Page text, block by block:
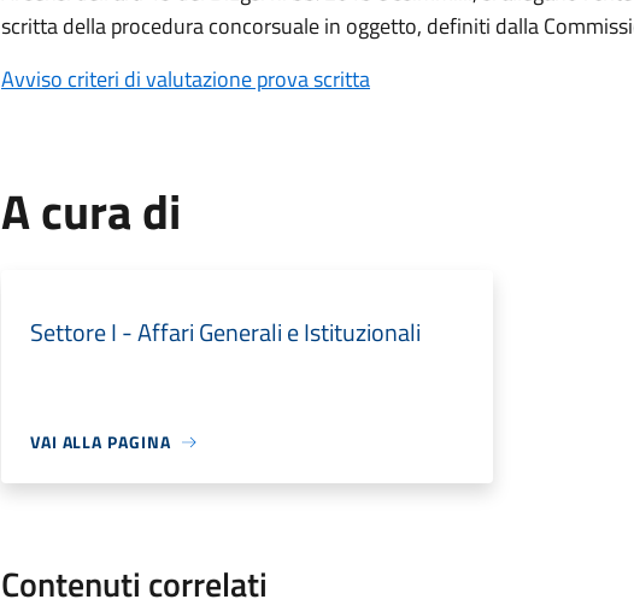
scritta della procedura concorsuale in oggetto, definiti dalla
Avviso criteri di valutazione prova scritta
A cura di
Settore I - Affari Generali e Istituzionali
VAI ALLA PAGINA
Contenuti correlati